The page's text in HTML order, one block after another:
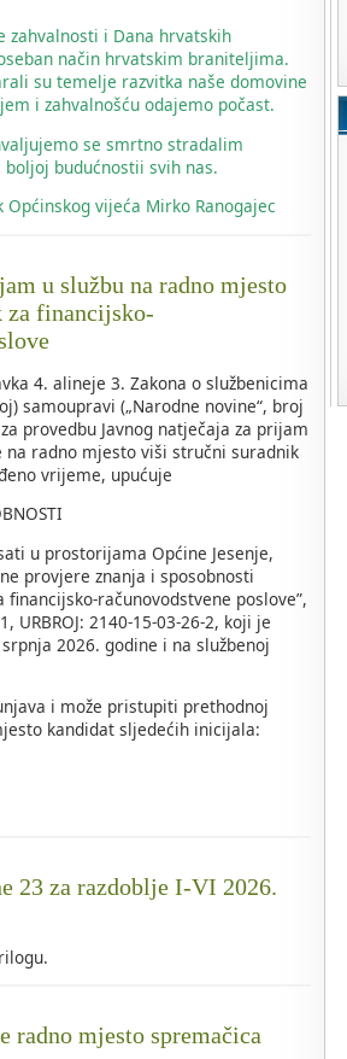
zahvalnosti i Dana hrvatskih
način hrvatskim braniteljima.
su temelje razvitka naše domovine
i zahvalnošću odajemo počast.
se smrtno stradalim
budućnostii svih nas.
vijeća Mirko Ranogajec
u službu na radno mjesto
za financijsko-
4. alineje 3. Zakona o službenicima
samoupravi („Narodne novine“, broj
provedbu Javnog natječaja za prijam
na radno mjesto viši stručni suradnik
vrijeme, upućuje
u prostorijama Općine Jesenje,
provjere znanja i sposobnosti
računovodstvene poslove”,
URBROJ: 2140-15-03-26-2, koji je
2026. godine i na službenoj
i može pristupiti prethodnoj
kandidat sljedećih inicijala:
23 za razdoblje I-VI 2026.
radno mjesto spremačica